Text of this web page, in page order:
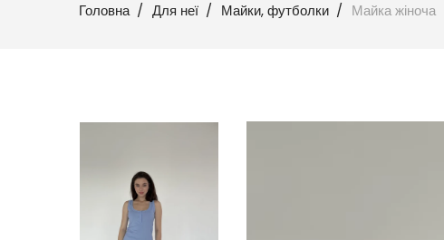
Головна Для неї Майки, футболки Майка жіноча